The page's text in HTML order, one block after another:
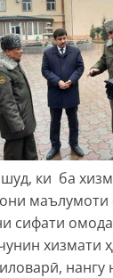
шуд, ки ба
маълумоти
сифати
хизмати
нангу